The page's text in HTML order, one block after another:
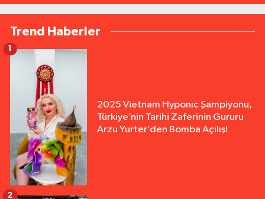
Trend Haberler
2025 Vietnam Hyponıc Şampiyonu,
Türkiye’nin Tarihi Zaferinin Gururu
Arzu Yurter’den Bomba Açılış!
1
2